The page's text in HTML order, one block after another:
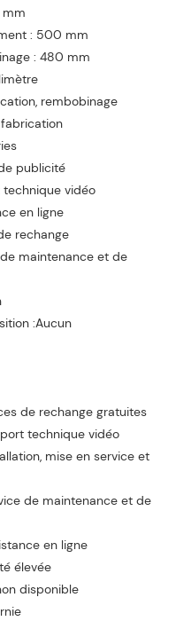
mm
: 500 mm
: 480 mm
rembobinage
publicité
vidéo
en ligne
rechange
maintenance et de
:Aucun
de rechange gratuites
technique vidéo
mise en service et
de maintenance et de
en ligne
élevée
disponible